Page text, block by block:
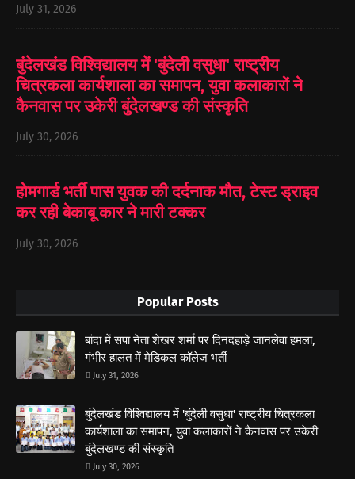
July 31, 2026
बुंदेलखंड विश्विद्यालय में 'बुंदेली वसुधा' राष्ट्रीय
चित्रकला कार्यशाला का समापन, युवा कलाकारों ने
कैनवास पर उकेरी बुंदेलखण्ड की संस्कृति
July 30, 2026
होमगार्ड भर्ती पास युवक की दर्दनाक मौत, टेस्ट ड्राइव
कर रही बेकाबू कार ने मारी टक्कर
July 30, 2026
Popular Posts
बांदा में सपा नेता शेखर शर्मा पर दिनदहाड़े जानलेवा हमला,
गंभीर हालत में मेडिकल कॉलेज भर्ती
July 31, 2026
बुंदेलखंड विश्विद्यालय में 'बुंदेली वसुधा' राष्ट्रीय चित्रकला
कार्यशाला का समापन, युवा कलाकारों ने कैनवास पर उकेरी
बुंदेलखण्ड की संस्कृति
July 30, 2026